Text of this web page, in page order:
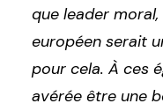
que leader
européen serait
pour cela. À ces
avérée être une